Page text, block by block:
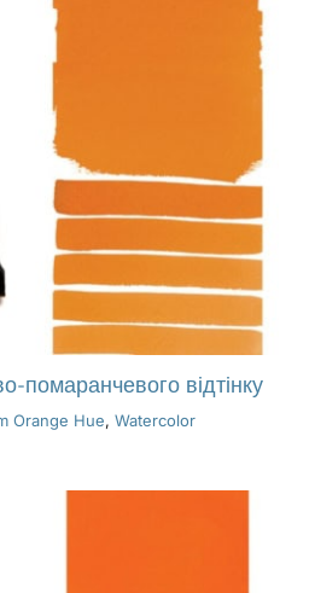
помаранчевого відтінку
Orange Hue, Watercolor